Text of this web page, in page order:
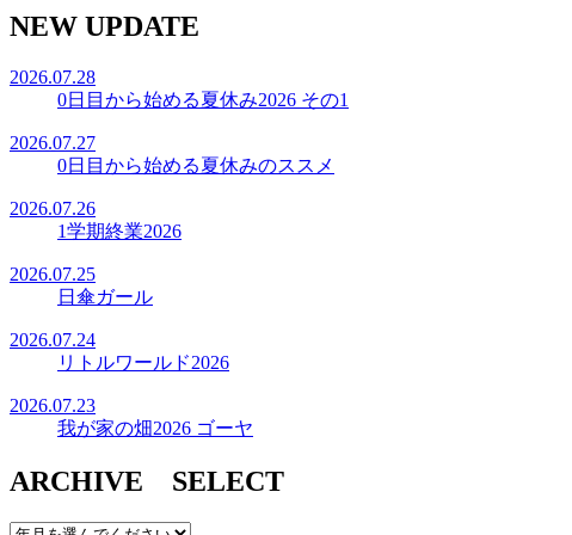
NEW UPDATE
2026.07.28
0日目から始める夏休み2026 その1
2026.07.27
0日目から始める夏休みのススメ
2026.07.26
1学期終業2026
2026.07.25
日傘ガール
2026.07.24
リトルワールド2026
2026.07.23
我が家の畑2026 ゴーヤ
ARCHIVE SELECT